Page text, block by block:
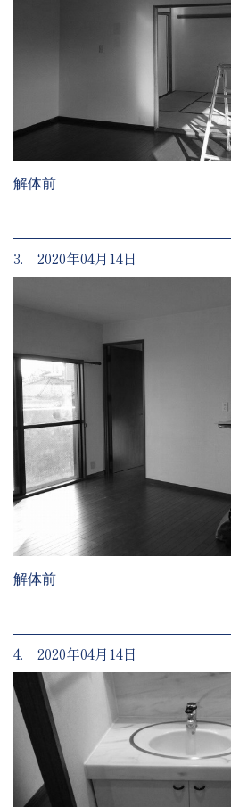
解体前
3. 2020年04月14日
解体前
4. 2020年04月14日